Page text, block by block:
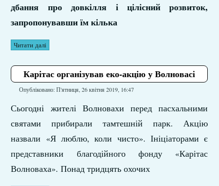
дбання про довкілля і цілісний розвиток,
запропонувавши їм кілька
Читати далі
Карітас організував еко-акцію у Волновасі
Опубліковано: П'ятниця, 26 квітня 2019, 16:47
Сьогодні жителі Волновахи перед пасхальними
святами прибирали тамтешній парк. Акцію
назвали «Я люблю, коли чисто». Ініціаторами є
представники благодійного фонду «Карітас
Волноваха». Понад тридцять охочих